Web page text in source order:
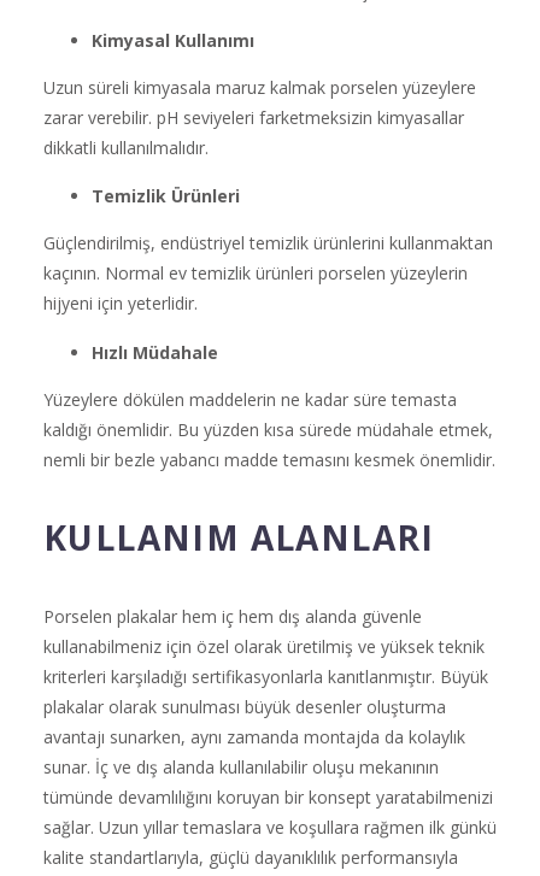
Kimyasal Kullanımı
Uzun süreli kimyasala maruz kalmak porselen yüzeylere
zarar verebilir. pH seviyeleri farketmeksizin kimyasallar
dikkatli kullanılmalıdır.
Temizlik Ürünleri
Güçlendirilmiş, endüstriyel temizlik ürünlerini kullanmaktan
kaçının. Normal ev temizlik ürünleri porselen yüzeylerin
hijyeni için yeterlidir.
Hızlı Müdahale
Yüzeylere dökülen maddelerin ne kadar süre temasta
kaldığı önemlidir. Bu yüzden kısa sürede müdahale etmek,
nemli bir bezle yabancı madde temasını kesmek önemlidir.
KULLANIM ALANLARI
Porselen plakalar hem iç hem dış alanda güvenle
kullanabilmeniz için özel olarak üretilmiş ve yüksek teknik
kriterleri karşıladığı sertifikasyonlarla kanıtlanmıştır. Büyük
plakalar olarak sunulması büyük desenler oluşturma
avantajı sunarken, aynı zamanda montajda da kolaylık
sunar. İç ve dış alanda kullanılabilir oluşu mekanının
tümünde devamlılığını koruyan bir konsept yaratabilmenizi
sağlar. Uzun yıllar temaslara ve koşullara rağmen ilk günkü
kalite standartlarıyla, güçlü dayanıklılık performansıyla